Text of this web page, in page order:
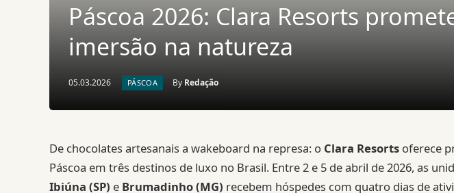
Páscoa 2026: Clara Resorts
imersão na natureza
05.03.2026 PÁSCOA By Redação
De chocolates artesanais a wakeboard na represa: o Clara Resorts oferece
Páscoa em três destinos de luxo no Brasil. Entre 2 e 5 de abril de 2026, as
Ibiúna (SP) e Brumadinho (MG) recebem hóspedes com quatro dias de